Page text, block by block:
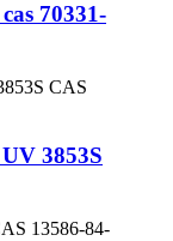
70331-
3853S